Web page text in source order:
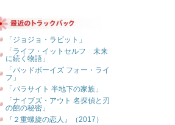
「ジョジョ・ラビット」
「ライフ・イットセルフ 未来
に続く物語」
「バッドボーイズ フォー・ライ
フ」
「パラサイト 半地下の家族」
「ナイブズ・アウト 名探偵と刃
の館の秘密」
『２重螺旋の恋人』（2017）